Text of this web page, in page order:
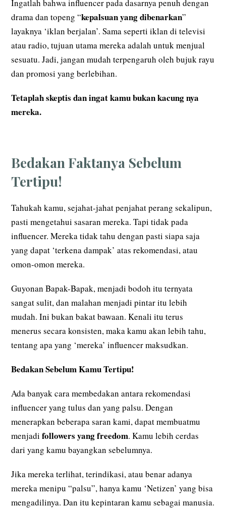
Ingatlah bahwa influencer pada dasarnya penuh dengan
drama dan topeng “kepalsuan yang dibenarkan”
layaknya ‘iklan berjalan’. Sama seperti iklan di televisi
atau radio, tujuan utama mereka adalah untuk menjual
sesuatu. Jadi, jangan mudah terpengaruh oleh bujuk rayu
dan promosi yang berlebihan.
Tetaplah skeptis dan ingat kamu bukan kacung nya
mereka.
Bedakan Faktanya Sebelum
Tertipu!
Tahukah kamu, sejahat-jahat penjahat perang sekalipun,
pasti mengetahui sasaran mereka. Tapi tidak pada
influencer. Mereka tidak tahu dengan pasti siapa saja
yang dapat ‘terkena dampak’ atas rekomendasi, atau
omon-omon mereka.
Guyonan Bapak-Bapak, menjadi bodoh itu ternyata
sangat sulit, dan malahan menjadi pintar itu lebih
mudah. Ini bukan bakat bawaan. Kenali itu terus
menerus secara konsisten, maka kamu akan lebih tahu,
tentang apa yang ‘mereka’ influencer maksudkan.
Bedakan Sebelum Kamu Tertipu!
Ada banyak cara membedakan antara rekomendasi
influencer yang tulus dan yang palsu. Dengan
menerapkan beberapa saran kami, dapat membuatmu
menjadifollowers yang freedom. Kamu lebih cerdas
dari yang kamu bayangkan sebelumnya.
Jika mereka terlihat, terindikasi, atau benar adanya
mereka menipu “palsu”, hanya kamu ‘Netizen’ yang bisa
mengadilinya. Dan itu kepintaran kamu sebagai manusia.